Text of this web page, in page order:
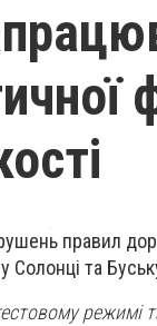
правил
та
режимі